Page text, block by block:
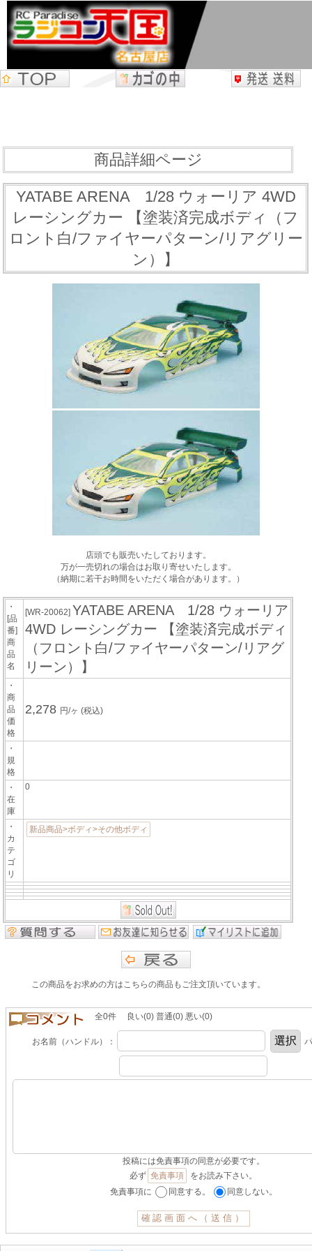
商品詳細ページ
YATABE ARENA 1/28 ウォーリア 4WD
レーシングカー 【塗装済完成ボディ（フ
ロント白/ファイヤーパターン/リアグリー
ン）】
店頭でも販売いたしております。
万が一売切れの場合はお取り寄せいたします。
（納期に若干お時間をいただく場合があります。）
・
[品
番]
商
品
名
[WR-20062] YATABE ARENA 1/28 ウォーリア
4WD レーシングカー 【塗装済完成ボディ
（フロント白/ファイヤーパターン/リアグ
リーン）】
・
商
品
価
格
2,278 円/ヶ(税込)
・
規
格
・
在
庫
0
・
カ
テ
ゴ
リ
新品商品>ボディ>その他ボディ
この商品をお求めの方はこちらの商品もご注文頂いています。
全0件 良い(0) 普通(0) 悪い(0)
お名前（ハンドル）：
投稿には免責事項の同意が必要です。
必ず 免責事項
をお読み下さい。
免責事項に
同意する。 同意しない。